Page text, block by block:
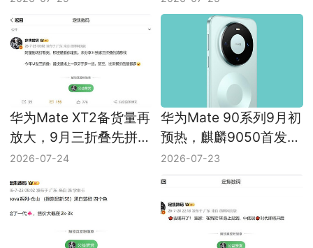
华为Mate XT2备货量再
放大，9月三折叠先拼现
货
2026-07-24
华为Mate 90系列9月初
预热，麒麟9050首发上
车
2026-07-23